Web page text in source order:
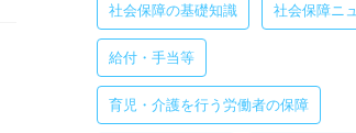
社会保障の基礎知識 社会保障ニ
給付・手当等
育児・介護を行う労働者の保障